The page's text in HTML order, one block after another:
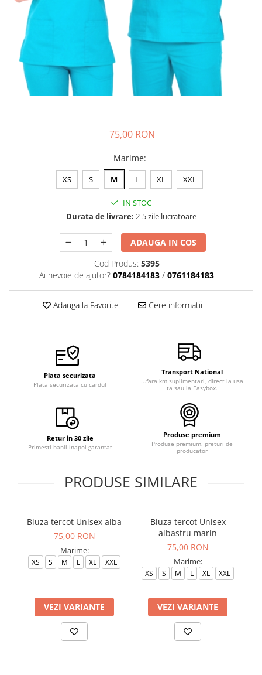
Fuste, Sarafane
Sarafane Mira
Fuste medicale
Sarafane medicale
Veste, Jachete
Veste de lucru
Halate medicale polar - unisex
Sorturi restaurante
Tricouri de lucru
Saboti medicali
ACCESORII
Noutati
75,00 RON
Marime:
XS S M L XL XXL
IN STOC
Durata de livrare: 2-5 zile lucratoare
ADAUGA IN COS
Cod Produs: 5395
Ai nevoie de ajutor? 0784184183 / 0761184183
Adauga la Favorite Cere informatii
Plata securizata
Plata securizata cu cardul
Transport National
...fara km suplimentari, direct la usa
ta sau la Easybox.
Retur in 30 zile
Primesti banii inapoi garantat
Produse premium
Produse premium, preturi de
producator
PRODUSE SIMILARE
Bluza tercot Unisex alba
75,00 RON
Marime:
XS S M L XL XXL
VEZI VARIANTE
Bluza tercot Unisex
albastru marin
75,00 RON
Marime:
XS S M L XL XXL
VEZI VARIANTE